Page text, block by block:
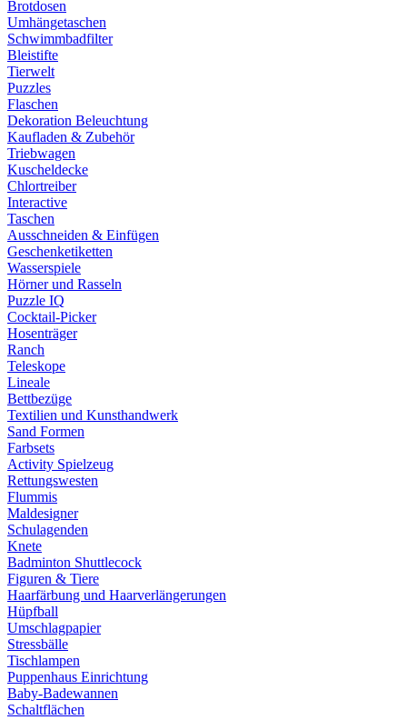
Brotdosen
Umhängetaschen
Schwimmbadfilter
Bleistifte
Tierwelt
Puzzles
Flaschen
Dekoration Beleuchtung
Kaufladen & Zubehör
Triebwagen
Kuscheldecke
Chlortreiber
Interactive
Taschen
Ausschneiden & Einfügen
Geschenketiketten
Wasserspiele
Hörner und Rasseln
Puzzle IQ
Cocktail-Picker
Hosenträger
Ranch
Teleskope
Lineale
Bettbezüge
Textilien und Kunsthandwerk
Sand Formen
Farbsets
Activity Spielzeug
Rettungswesten
Flummis
Maldesigner
Schulagenden
Knete
Badminton Shuttlecock
Figuren & Tiere
Haarfärbung und Haarverlängerungen
Hüpfball
Umschlagpapier
Stressbälle
Tischlampen
Puppenhaus Einrichtung
Baby-Badewannen
Schaltflächen